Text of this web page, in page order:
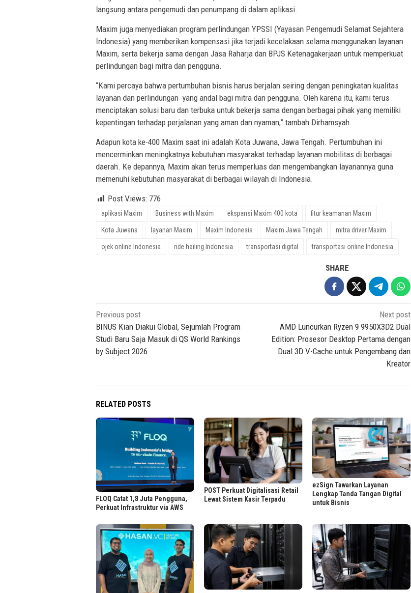
langsung antara pengemudi dan penumpang di dalam aplikasi.
Maxim juga menyediakan program perlindungan YPSSI (Yayasan Pengemudi Selamat Sejahtera
Indonesia) yang memberikan kompensasi jika terjadi kecelakaan selama menggunakan layanan
Maxim, serta bekerja sama dengan Jasa Raharja dan BPJS Ketenagakerjaan untuk memperkuat
perlindungan bagi mitra dan pengguna.
“Kami percaya bahwa pertumbuhan bisnis harus berjalan seiring dengan peningkatan kualitas
layanan dan perlindungan yang andal bagi mitra dan pengguna. Oleh karena itu, kami terus
menciptakan solusi baru dan terbuka untuk bekerja sama dengan berbagai pihak yang memiliki
kepentingan terhadap perjalanan yang aman dan nyaman,” tambah Dirhamsyah.
Adapun kota ke-400 Maxim saat ini adalah Kota Juwana, Jawa Tengah. Pertumbuhan ini
mencerminkan meningkatnya kebutuhan masyarakat terhadap layanan mobilitas di berbagai
daerah. Ke depannya, Maxim akan terus memperluas dan mengembangkan layanannya guna
memenuhi kebutuhan masyarakat di berbagai wilayah di Indonesia.
Post Views: 776
aplikasi Maxim Business with Maxim ekspansi Maxim 400 kota fitur keamanan Maxim
Kota Juwana layanan Maxim Maxim Indonesia Maxim Jawa Tengah mitra driver Maxim
ojek online Indonesia ride hailing Indonesia transportasi digital transportasi online Indonesia
SHARE
Post
navigation
Previous post
BINUS Kian Diakui Global, Sejumlah Program
Studi Baru Saja Masuk di QS World Rankings
by Subject 2026
Next post
AMD Luncurkan Ryzen 9 9950X3D2 Dual
Edition: Prosesor Desktop Pertama dengan
Dual 3D V-Cache untuk Pengembang dan
Kreator
RELATED POSTS
FLOQ Catat 1,8 Juta Pengguna,
Perkuat Infrastruktur via AWS
POST Perkuat Digitalisasi Retail
Lewat Sistem Kasir Terpadu
ezSign Tawarkan Layanan
Lengkap Tanda Tangan Digital
untuk Bisnis